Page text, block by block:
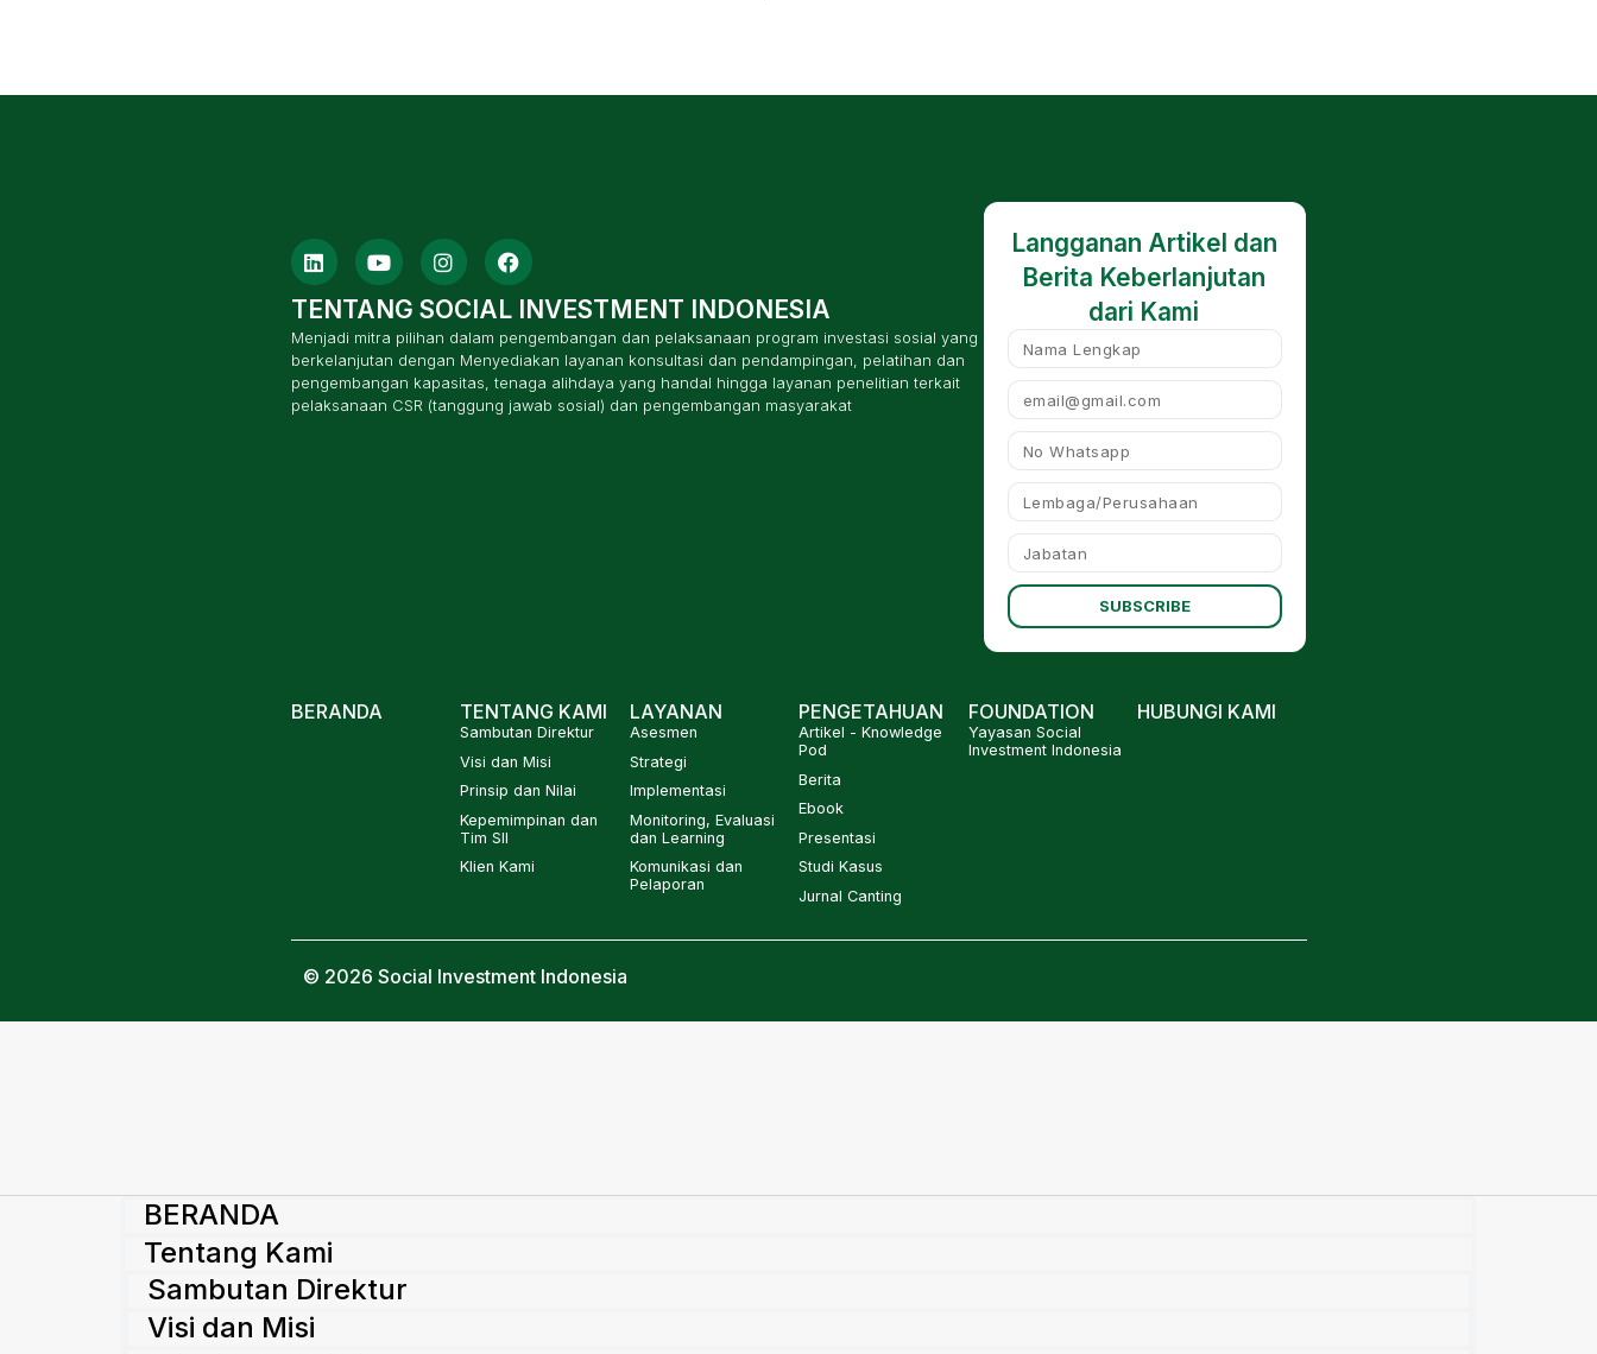
TENTANG SOCIAL INVESTMENT INDONESIA
Menjadi mitra pilihan dalam pengembangan dan pelaksanaan program investasi sosial yang
berkelanjutan dengan Menyediakan layanan konsultasi dan pendampingan, pelatihan dan
pengembangan kapasitas, tenaga alihdaya yang handal hingga layanan penelitian terkait
pelaksanaan CSR (tanggung jawab sosial) dan pengembangan masyarakat
Langganan Artikel dan
Berita Keberlanjutan
dari Kami
SUBSCRIBE
BERANDA TENTANG KAMI
Sambutan Direktur
Visi dan Misi
Prinsip dan Nilai
Kepemimpinan dan
Tim SII
Klien Kami
LAYANAN
Asesmen
Strategi
Implementasi
Monitoring, Evaluasi
dan Learning
Komunikasi dan
Pelaporan
PENGETAHUAN
Artikel - Knowledge
Pod
Berita
Ebook
Presentasi
Studi Kasus
Jurnal Canting
FOUNDATION
Yayasan Social
Investment Indonesia
HUBUNGI KAMI
© 2026 Social Investment Indonesia
BERANDA
Tentang Kami
Sambutan Direktur
Visi dan Misi